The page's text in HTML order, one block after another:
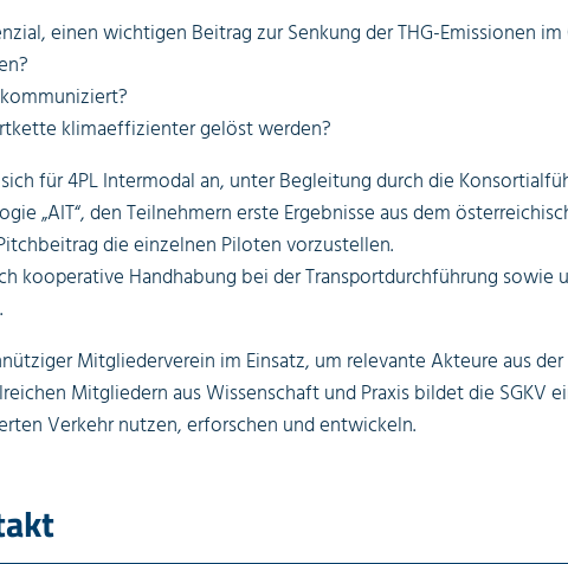
einen wichtigen Beitrag zur Senkung der THG-Emissionen
klimaeffizienter gelöst werden?
für 4PL Intermodal an, unter Begleitung durch die
„AIT“, den Teilnehmern erste Ergebnisse aus dem
die einzelnen Piloten vorzustellen.
kooperative Handhabung bei der Transportdurchführung
Mitgliederverein im Einsatz, um relevante Akteure aus
Mitgliedern aus Wissenschaft und Praxis bildet die SGKV
Verkehr nutzen, erforschen und entwickeln.